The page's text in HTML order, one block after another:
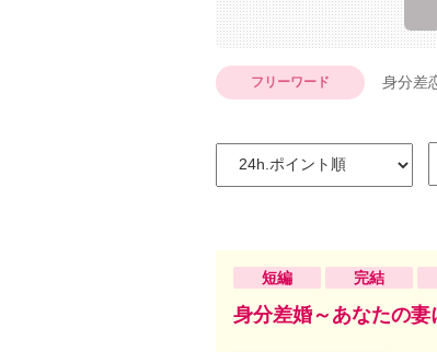
フリーワード 身分差
短編 完結
身分差婚～あなたの